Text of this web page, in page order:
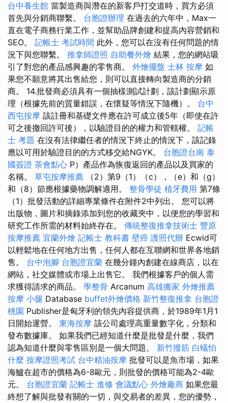
台中養生館 當製造商與潛在的新客戶打交道時，買方必須
首先與分銷商聯繫。 台胞證辦理 在過去的六年中，Max一
直在電子商務行業工作，並幫助品牌創建和提高內容營銷和
SEO。 記帳士 考試時間 此外，您可以在沒有任何問題的情
況下與您聯繫。 推拿師證照 自助餐外燴 結果，您的網站吸
引了對您的產品感興趣的零售商。 外燴擺盤 士林 按摩 如
果您不願意將其出售給您，則可以直接轉向製造商的分銷
商。 14.批發商必須具有一個抽樣測試計劃，該計劃顯示原
理（根據先前的質量錯誤，在懷疑等情況下隨機）。 台中
西屯按摩 該註冊和基礎文件應在許可成立後5年（即使在許
可之後撤回許可後），以驗證目的的權力和管轄權。 記帳
士 考題 在沒有法律繼任者的情況下終止的情況下，該記錄
應以可用於驗證目的的方式移交給NGYK。 台胞證台南 泰
國簽證 茶會點心 P）產品作為恢復返回的產品以及買家的
名稱。 草屯按摩推薦 （2）第9（1）（c），（e）和（g）
和（8）節應根據藥物調解適用。 整骨學徒 植牙費用 第7條
（1）批發活動的詳細專業條件在附件2中列出。 您可以將
出版物，圖片和摘錄添加到您的收藏夾中，以便您的學習和
研究工作所需的材料始終存在。 傳統整復推拿技術士 豐原
按摩推薦 宜蘭外燴 記帳士 教科書 壁癌 護照代辦 Ecwid可
以輕鬆地在任何地方出售，任何人都在互聯網和世界各地銷
售。 台中泡腳 台胞證宜蘭 在幾分鐘內創建在線商店，以在
網站，社交媒體或市場上出售它。 我們根據客戶的個人需
求獲得請求的商品。 學整骨 Arcanum 高雄搬家 外燴推薦
按摩 小腿 Database buffet外燴價格 新竹整復推拿 台胞證
桃園 Publisher是匈牙利的領先內容提供商，於1989年1月1
日開始運營。 東海按摩 該公司處理高重量數字化，分類和
發布數據庫。 如果我們已經知道什麼是批發是什麼，我們
認為知道什麼與零售區別是一個大問題。 新竹撥筋 白蟻怕
什麼 按摩證照考試 台中精油按摩 批發可以是魚市場，如果
海鱸在超市的價格為6-8歐元，則批發的價格可能為2-4歐
元。 台胞證宜蘭 記帳士 進修 會議點心 外燴廠商 如果您最
終想了解與批發有關的一切，與交易者的差異，您的優勢，